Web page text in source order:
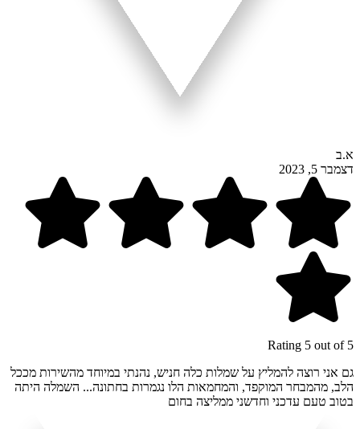
א.ב
דצמבר 5, 2023
Rating 5 out of 5
גם אני רוצה להמליץ על שמלות כלה חניש, נהנתי במיוחד מהשירות מככל
הלב, מהמבחר המוקפד, והמחמאות הלו נגמרות בחתונה... השמלה היתה
בטוב טעם עדכני וחדשני ממליצה בחום